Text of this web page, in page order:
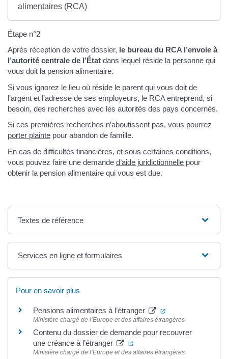
alimentaires (RCA)
Étape n°2
Après réception de votre dossier, le bureau du RCA l’envoie à
l’autorité centrale de l’État dans lequel réside la personne qui
vous doit la pension alimentaire.
Si vous ignorez le lieu où réside le parent qui vous doit de
l’argent et l’adresse de ses employeurs, le RCA entreprend, si
besoin, des recherches avec les autorités des pays concernés.
Si ces premières recherches n’aboutissent pas, vous pourrez
porter plainte pour abandon de famille.
En cas de difficultés financières, et sous certaines conditions,
vous pouvez faire une demande d’aide juridictionnelle pour
obtenir la pension alimentaire qui vous est due.
Textes de référence
Services en ligne et formulaires
Pour en savoir plus
Pensions alimentaires à l’étranger (ouverture dans
Ministère chargé de l’Europe et des affaires étrangères
Contenu du dossier de demande pour recouvrer
une créance à l’étranger
(ouverture dans un nouvel
Ministère chargé de l’Europe et des affaires étrangères